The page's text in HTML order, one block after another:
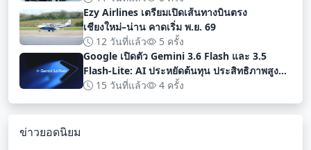
Ezy Airlines เตรียมเปิดเส้นทางบินตรง
เชียงใหม่–น่าน คาดเริ่ม พ.ย. 69
12 วันที่แล้ว
5 ครั้ง
Google เปิดตัว Gemini 3.6 Flash และ 3.5
Flash-Lite: AI ประหยัดต้นทุน ประสิทธิภาพสูง
สำหรับนักพัฒนา
15 วันที่แล้ว 4 ครั้ง
ข่าวยอดนิยม